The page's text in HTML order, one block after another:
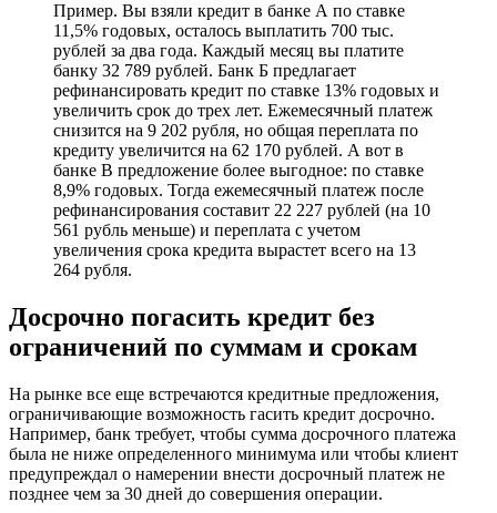
Пример. Вы взяли кредит в банке А по ставке
11,5% годовых, осталось выплатить 700 тыс.
рублей за два года. Каждый месяц вы платите
банку 32 789 рублей. Банк Б предлагает
рефинансировать кредит по ставке 13% годовых и
увеличить срок до трех лет. Ежемесячный платеж
снизится на 9 202 рубля, но общая переплата по
кредиту увеличится на 62 170 рублей. А вот в
банке В предложение более выгодное: по ставке
8,9% годовых. Тогда ежемесячный платеж после
рефинансирования составит 22 227 рублей (на 10
561 рубль меньше) и переплата с учетом
увеличения срока кредита вырастет всего на 13
264 рубля.
Досрочно погасить кредит без
ограничений по суммам и срокам
На рынке все еще встречаются кредитные предложения,
ограничивающие возможность гасить кредит досрочно.
Например, банк требует, чтобы сумма досрочного платежа
была не ниже определенного минимума или чтобы клиент
предупреждал о намерении внести досрочный платеж не
позднее чем за 30 дней до совершения операции.